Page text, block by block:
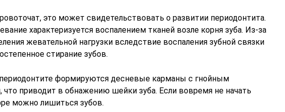
это может свидетельствовать о развитии периодонтита.
характеризуется воспалением тканей возле корня зуба. Из-за
жевательной нагрузки вследствие воспаления зубной связки
стирание зубов.
формируются десневые карманы с гнойным
приводит в обнажению шейки зуба. Если вовремя не начать
можно лишиться зубов.